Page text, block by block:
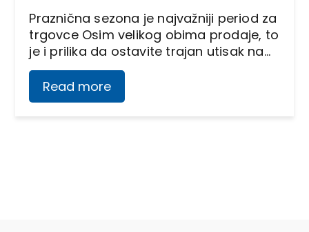
Praznična sezona je najvažniji period za
trgovce Osim velikog obima prodaje, to
je i prilika da ostavite trajan utisak na…
Read more